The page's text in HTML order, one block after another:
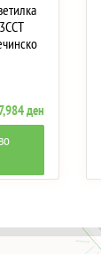
was:
ден.
ден
price